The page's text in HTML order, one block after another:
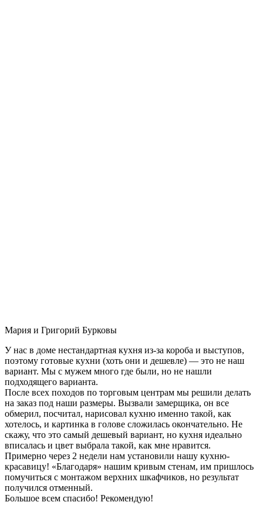
Мария и Григорий Бурковы
У нас в доме нестандартная кухня из-за короба и выступов,
поэтому готовые кухни (хоть они и дешевле) — это не наш
вариант. Мы с мужем много где были, но не нашли
подходящего варианта.
После всех походов по торговым центрам мы решили делать
на заказ под наши размеры. Вызвали замерщика, он все
обмерил, посчитал, нарисовал кухню именно такой, как
хотелось, и картинка в голове сложилась окончательно. Не
скажу, что это самый дешевый вариант, но кухня идеально
вписалась и цвет выбрала такой, как мне нравится.
Примерно через 2 недели нам установили нашу кухню-
красавицу! «Благодаря» нашим кривым стенам, им пришлось
помучиться с монтажом верхних шкафчиков, но результат
получился отменный.
Большое всем спасибо! Рекомендую!